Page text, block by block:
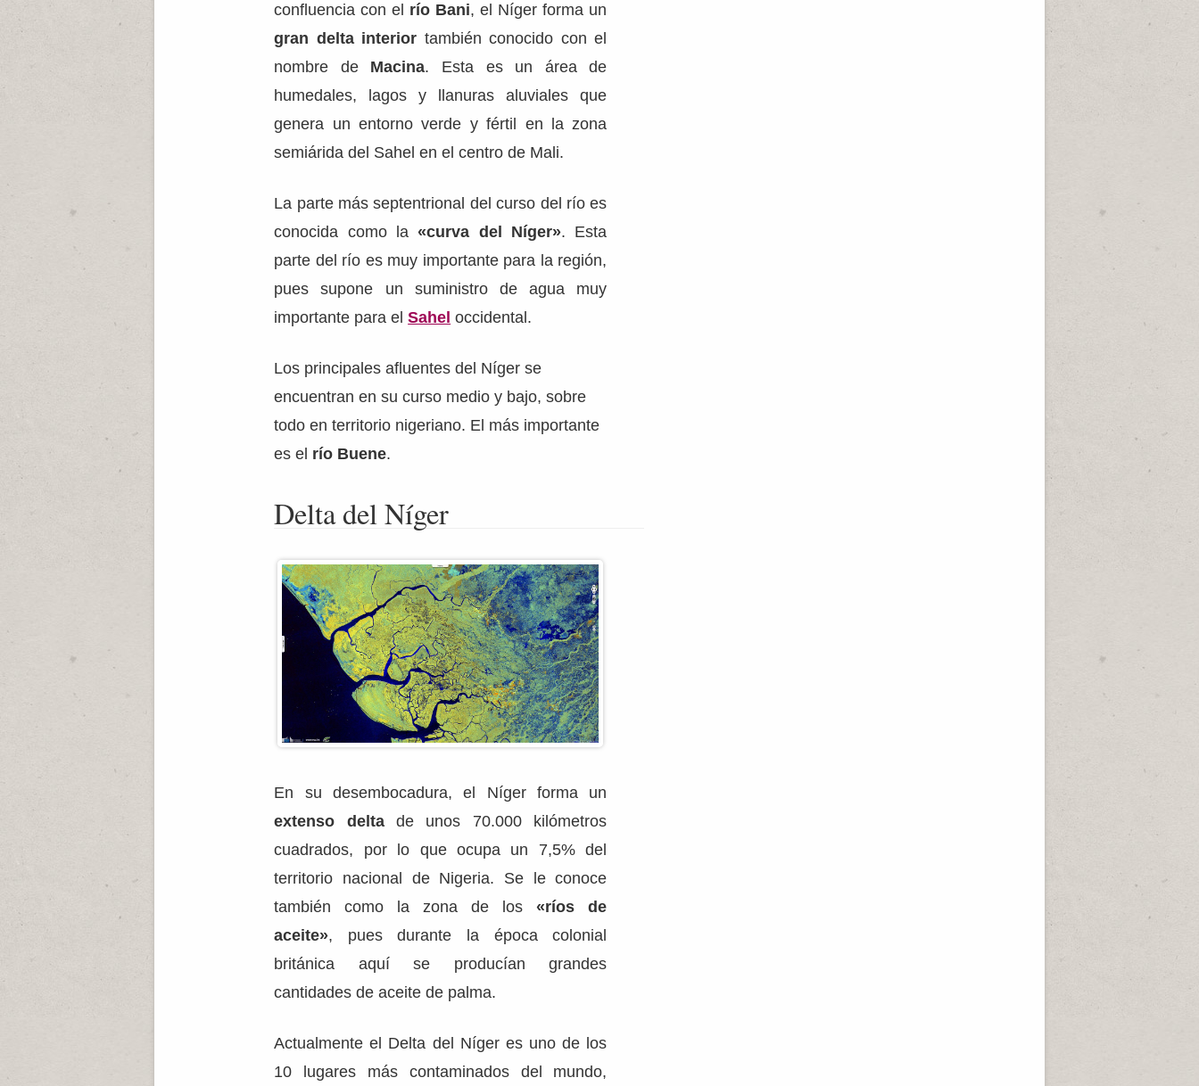
confluencia con el río Bani, el Níger forma un
gran delta interior también conocido con el
nombre de Macina. Esta es un área de
humedales, lagos y llanuras aluviales que
genera un entorno verde y fértil en la zona
semiárida del Sahel en el centro de Mali.
La parte más septentrional del curso del río es
conocida como la«curva del Níger». Esta
parte del río es muy importante para la región,
pues supone un suministro de agua muy
importante para elSahel occidental.
Los principales afluentes del Níger se
encuentran en su curso medio y bajo, sobre
todo en territorio nigeriano. El más importante
es el río Buene.
Delta del Níger
En su desembocadura, el Níger forma un
extenso deltade unos 70.000 kilómetros
cuadrados, por lo que ocupa un 7,5% del
territorio nacional de Nigeria. Se le conoce
también como la zona de los «ríos de
aceite», pues durante la época colonial
británica aquí se producían grandes
cantidades de aceite de palma.
Actualmente el Delta del Níger es uno de los
10 lugares más contaminados del mundo,